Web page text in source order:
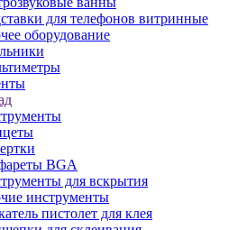
для телефонов витринные
оборудование
BGA
для вскрытия
инструменты
пистолет для клея